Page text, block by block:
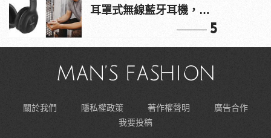
耳罩式無線藍牙耳機，在
5
關於我們 隱私權政策 著作權聲明
廣告合作
我要投稿